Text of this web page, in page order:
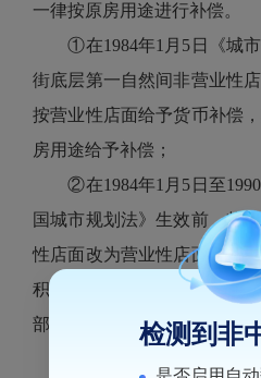
一律按原房用途进行补偿。
①在1984年1月5日《城市
街底层第一自然间非营业性
按营业性店面给予货币补偿
房用途给予补偿；
②在1984年1月5日至1990
国城市规划法》生效前，将
性店面改为营业性店面的，
积的80%确认营业性店面建
部分的房屋面积按原房用途
③在1990年4月1日《中华
检测到非